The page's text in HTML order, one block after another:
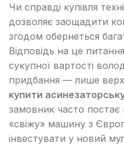
Чи справді купівля
дозволяє заощадити
згодом обернеться
Відповідь на це
сукупної вартості
придбання — лише
купити
замовник часто
«свіжу» машину з
інвестувати у новий